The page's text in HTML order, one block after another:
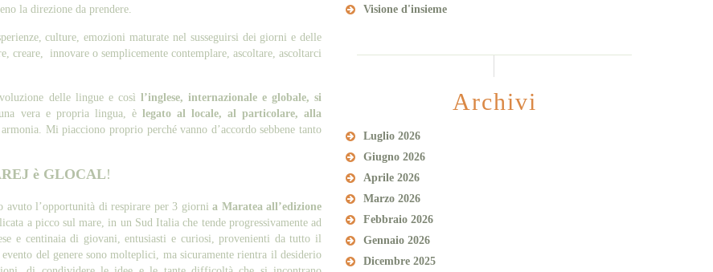
la direzione da prendere.
culture, emozioni maturate nel susseguirsi dei giorni e delle
creare, innovare o semplicemente contemplare, ascoltare, ascoltarci
delle lingue e così l’inglese, internazionale e globale, si
vera e propria lingua, è legato al locale, al particolare, alla
Mi piacciono proprio perché vanno d’accordo sebbene tanto
è GLOCAL!
avuto l’opportunità di respirare per 3 giornia Maratea all’edizione
a picco sul mare, in un Sud Italia che tende progressivamente ad
e centinaia di giovani, entusiasti e curiosi, provenienti da tutto il
del genere sono molteplici, ma sicuramente rientra il desiderio
Visione d'insieme
Archivi
Luglio 2026
Giugno 2026
Aprile 2026
Marzo 2026
Febbraio 2026
Gennaio 2026
Dicembre 2025